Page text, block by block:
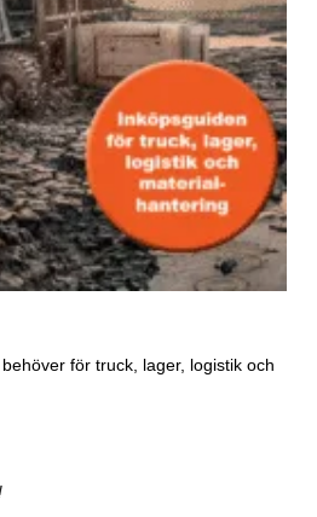
för truck, lager, logistik och